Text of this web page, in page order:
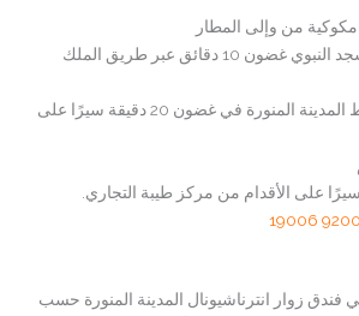
من وإلى المطار
يمكن الوصول إلى المسجد النبوي غضون 10 دقائق عبر طريق الملك
يمكن الوصول إلى وسط المدينة المنورة في غضون 20 دقيقة سيرًا على
زوار انترناشيونال المدينة المنورة حسب